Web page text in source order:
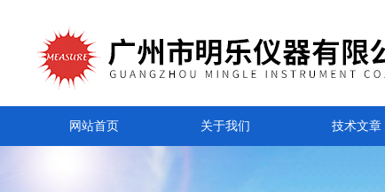
网站首页 关于我们 技术文章